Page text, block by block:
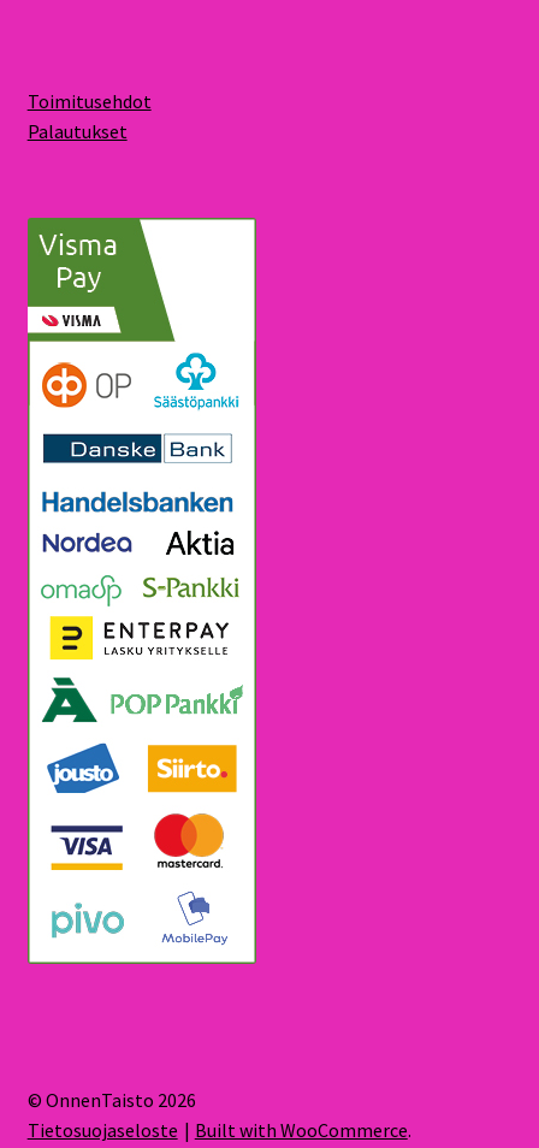
Toimitusehdot
Palautukset
© OnnenTaisto 2026
Tietosuojaseloste
Built with WooCommerce.